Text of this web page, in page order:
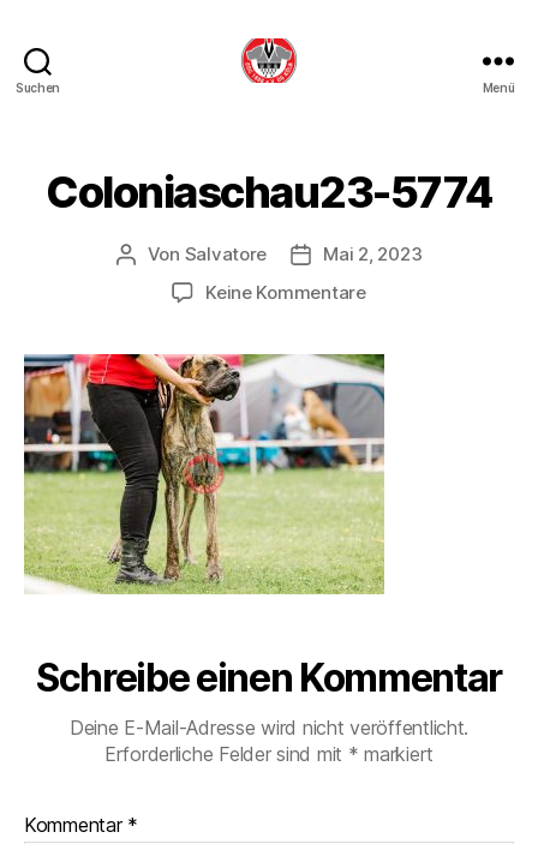
Suchen Menü
Coloniaschau23-5774
Beitragsautor
Von Salvatore Beitragsdatum
Mai 2, 2023
Keine Kommentarezu
Schreibe einen Kommentar
Deine E-Mail-Adresse wird nicht veröffentlicht.
Erforderliche Felder sind mit * markiert
Kommentar *